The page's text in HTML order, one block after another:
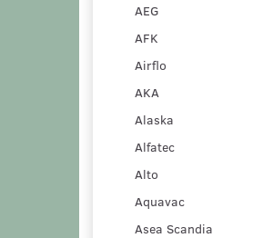
AEG
AFK
Airflo
AKA
Alaska
Alfatec
Alto
Aquavac
Asea Scandia